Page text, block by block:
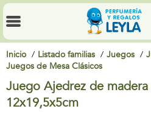
Inicio Listado familias Juegos
Juegos de Mesa Clásicos
Juego Ajedrez de
12x19,5x5cm